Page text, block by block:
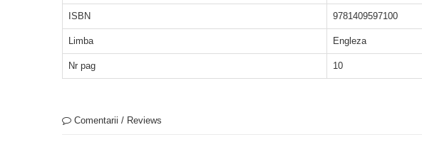
ISBN 9781409597100
Limba Engleza
Nr pag 10
Comentarii / Reviews